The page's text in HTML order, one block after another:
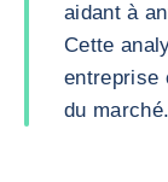
aidant à
Cette
entreprise
du marché.